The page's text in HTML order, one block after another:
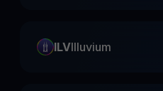
ILVIlluvium